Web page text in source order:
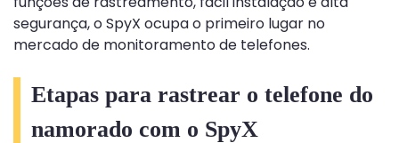
segurança, o SpyX ocupa o primeiro lugar no
mercado de monitoramento de telefones.
Etapas para rastrear o telefone do
namorado com o SpyX